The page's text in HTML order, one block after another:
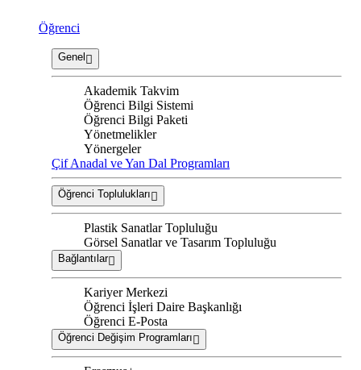
Öğrenci
Genel
Akademik Takvim
Öğrenci Bilgi Sistemi
Öğrenci Bilgi Paketi
Yönetmelikler
Yönergeler
Çif Anadal ve Yan Dal Programları
Öğrenci Toplulukları
Plastik Sanatlar Topluluğu
Görsel Sanatlar ve Tasarım Topluluğu
Bağlantılar
Kariyer Merkezi
Öğrenci İşleri Daire Başkanlığı
Öğrenci E-Posta
Öğrenci Değişim Programları